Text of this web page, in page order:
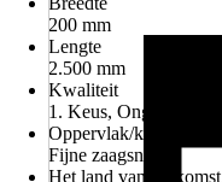
200 mm
Lengte
2.500 mm
Kwaliteit
1. Keus, Ongesorteerd
Oppervlak/kanten
Fijne zaagsnede
Het land van herkomst